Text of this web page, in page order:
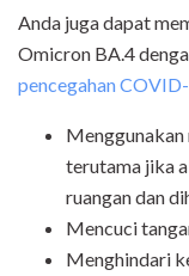
Anda juga dapat
Omicron BA.4
pencegahan
Menggunakan
terutama jika
ruangan dan
Mencuci
Menghindari